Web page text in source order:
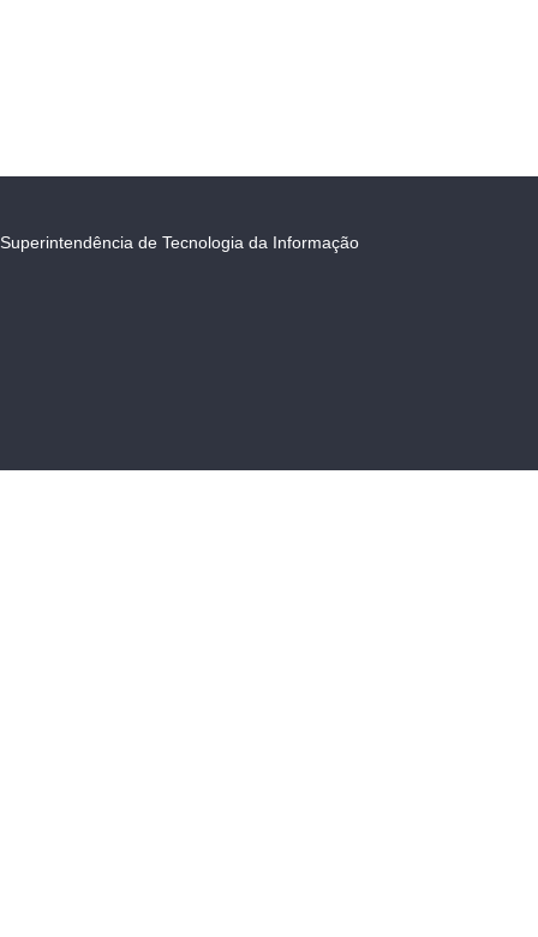
Superintendência de Tecnologia da Informação